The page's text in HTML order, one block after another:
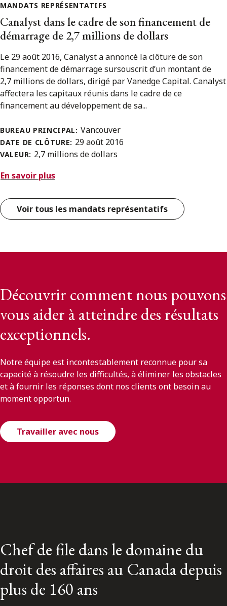
MANDATS REPRÉSENTATIFS
Canalyst dans le cadre de son financement de
démarrage de 2,7 millions de dollars
Le 29 août 2016, Canalyst a annoncé la clôture de son
financement de démarrage sursouscrit d’un montant de
2,7 millions de dollars, dirigé par Vanedge Capital. Canalyst
affectera les capitaux réunis dans le cadre de ce
financement au développement de sa...
BUREAU PRINCIPAL: Vancouver
DATE DE CLÔTURE: 29 août 2016
VALEUR: 2,7 millions de dollars
En savoir plus
Voir tous les mandats représentatifs
Découvrir comment nous pouvons
vous aider à atteindre des résultats
exceptionnels.
Notre équipe est incontestablement reconnue pour sa
capacité à résoudre les difficultés, à éliminer les obstacles
et à fournir les réponses dont nos clients ont besoin au
moment opportun.
Travailler avec nous
Chef de file dans le domaine du
droit des affaires au Canada depuis
plus de 160 ans